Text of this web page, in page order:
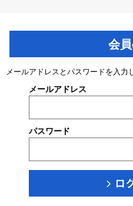
会
メールアドレスとパスワードを入力
メールアドレス
パスワード